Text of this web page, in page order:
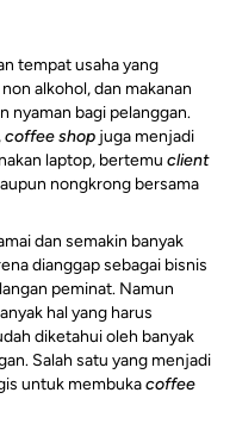
tempat usaha yang
alkohol, dan makanan
nyaman bagi pelanggan.
coffee shop juga menjadi
laptop, bertemu client
nongkrong bersama
dan semakin banyak
dianggap sebagai bisnis
peminat. Namun
hal yang harus
diketahui oleh banyak
Salah satu yang menjadi
untuk membukacoffee